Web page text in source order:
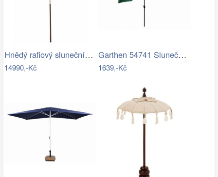
Hnědý rafiový slunečník s třásněmi…
14990,-Kč
Garthen 54741 Slunečník ø 290 cm -…
1639,-Kč